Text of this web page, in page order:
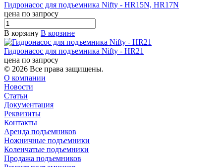
Гидронасос для подъемника Nifty - HR15N, HR17N
цена по запросу
В корзину В корзине
Гидронасос для подъемника Nifty - HR21
цена по запросу
© 2026 Все права защищены.
О компании
Новости
Статьи
Документация
Реквизиты
Контакты
Аренда подъемников
Ножничные подъемники
Коленчатые подъемники
Продажа подъемников